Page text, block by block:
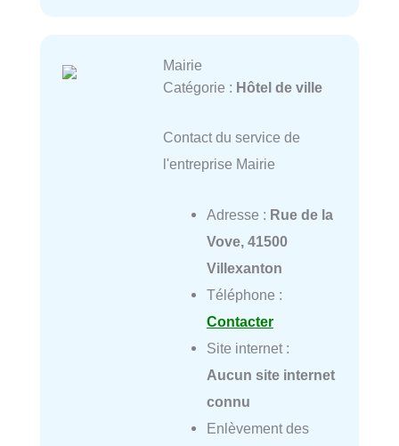
Mairie
Catégorie : Hôtel de ville
Contact du service de
l'entreprise Mairie
Adresse : Rue de la
Vove, 41500
Villexanton
Téléphone :
Contacter
Site internet :
Aucun site internet
connu
Enlèvement des